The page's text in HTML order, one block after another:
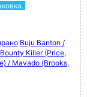
Buju Banton /
Killer (Price,
/ Mavado (Brooks,